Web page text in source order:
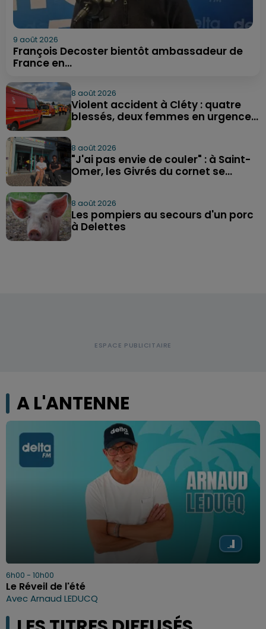
9 août 2026
François Decoster bientôt ambassadeur de
France en...
8 août 2026
Violent accident à Cléty : quatre
blessés, deux femmes en urgence...
8 août 2026
"J'ai pas envie de couler" : à Saint-
Omer, les Givrés du cornet se...
8 août 2026
Les pompiers au secours d'un porc
à Delettes
A L'ANTENNE
6h00 - 10h00
Le Réveil de l'été
Avec Arnaud LEDUCQ